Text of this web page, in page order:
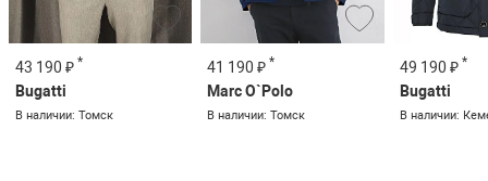
43 190 ₽ *
Bugatti
В наличии: Томск
41 190 ₽ *
Marc O`Polo
В наличии: Томск
49 190 ₽ *
Bugatti
В наличии: